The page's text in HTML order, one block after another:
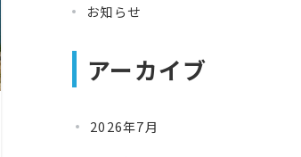
お知らせ
アーカイブ
2026年7月